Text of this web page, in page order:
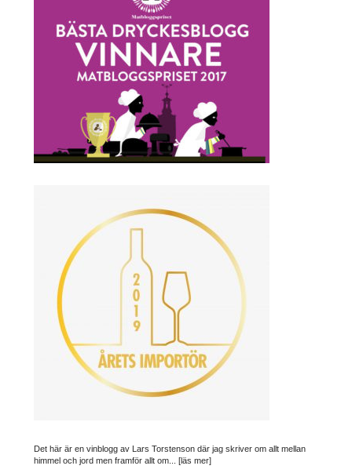
Det här är en vinblogg av Lars Torstenson där jag skriver om allt mellan
himmel och jord men framför allt om... [läs mer]